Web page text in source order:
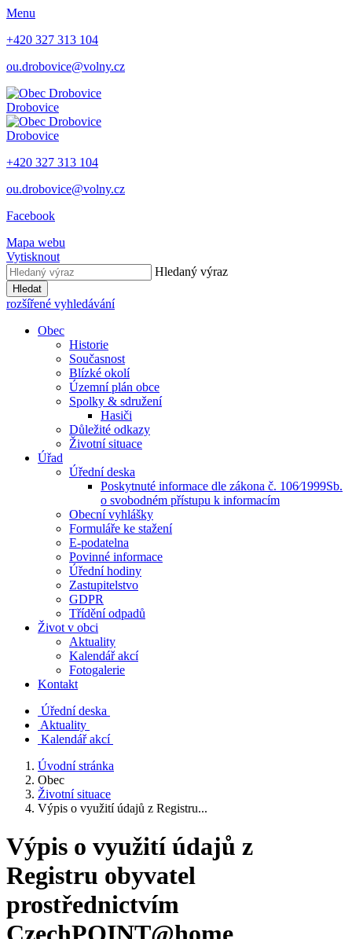
Menu
+420 327 313 104
ou.drobovice@volny.cz
Drobovice
Drobovice
+420 327 313 104
ou.drobovice@volny.cz
Facebook
Mapa webu
Vytisknout
Hledaný výraz
Hledat
rozšířené vyhledávání
Obec
Historie
Současnost
Blízké okolí
Územní plán obce
Spolky & sdružení
Hasiči
Důležité odkazy
Životní situace
Úřad
Úřední deska
Poskytnuté informace dle zákona č. 106⁄1999Sb.
o svobodném přístupu k informacím
Obecní vyhlášky
Formuláře ke stažení
E-podatelna
Povinné informace
Úřední hodiny
Zastupitelstvo
GDPR
Třídění odpadů
Život v obci
Aktuality
Kalendář akcí
Fotogalerie
Kontakt
Úřední deska
Aktuality
Kalendář akcí
Úvodní stránka
Obec
Životní situace
Výpis o využití údajů z Registru...
Výpis o využití údajů z
Registru obyvatel
prostřednictvím